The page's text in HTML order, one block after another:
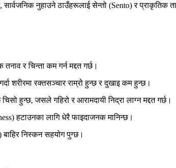
नुहाउने ठाउँहरूलाईसेन्तो (Sento)र प्राकृतिक
र चिन्ता कम गर्न मद्दत गर्छ।
शरीरमारक्तसञ्चार राम्रो हुन्छर दुखाइ कम हुन्छ।
चिसो हुन्छ, जसलेगहिरो र आरामदायी निद्रालाग्न मद्दत गर्छ।
हटाउनका लागि धेरै फाइदाजनक मानिन्छ।
बाहिर निस्कन सहयोग पुग्छ।